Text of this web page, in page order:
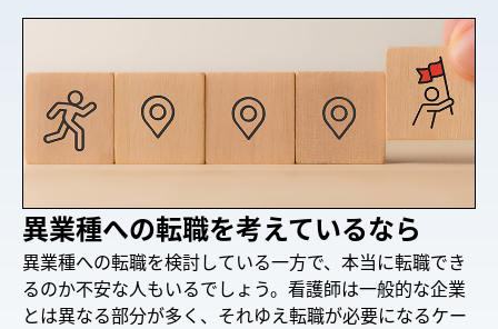
転職して新たなキャリアを歩む！
異業種への転職を考えているなら
異業種への転職を検討している一方で、本当に転職でき
るのか不安な人もいるでしょう。看護師は一般的な企業
とは異なる部分が多く、それゆえ転職が必要になるケー